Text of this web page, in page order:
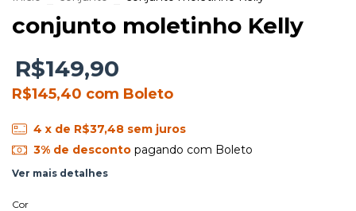
conjunto moletinho Kelly
R$149,90
R$145,40 com Boleto
4 x de R$37,48 sem juros
3% de descontopagando com Boleto
Ver mais detalhes
Cor